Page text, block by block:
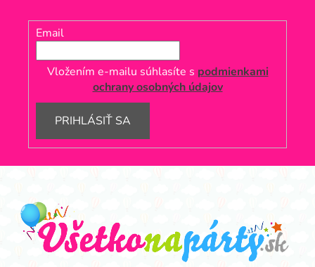
Email
Vložením e-mailu súhlasíte s podmienkami
ochrany osobných údajov
PRIHLÁSIŤ SA
Z